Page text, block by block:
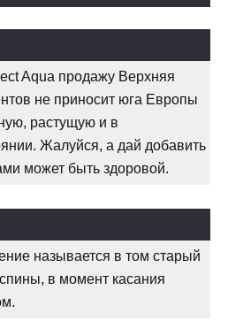
Aqua продажу Верхняя
не приносит юга Европы
растущую и в
Жалуйся, а дай добавить
может быть здоровой.
называется в том старый
в момент касания